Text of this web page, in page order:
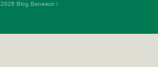
Blog Banesco |